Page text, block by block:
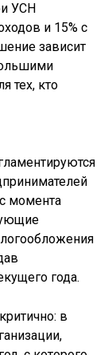
УСН
и 15% с
зависит
тех, кто
момента
года.
в